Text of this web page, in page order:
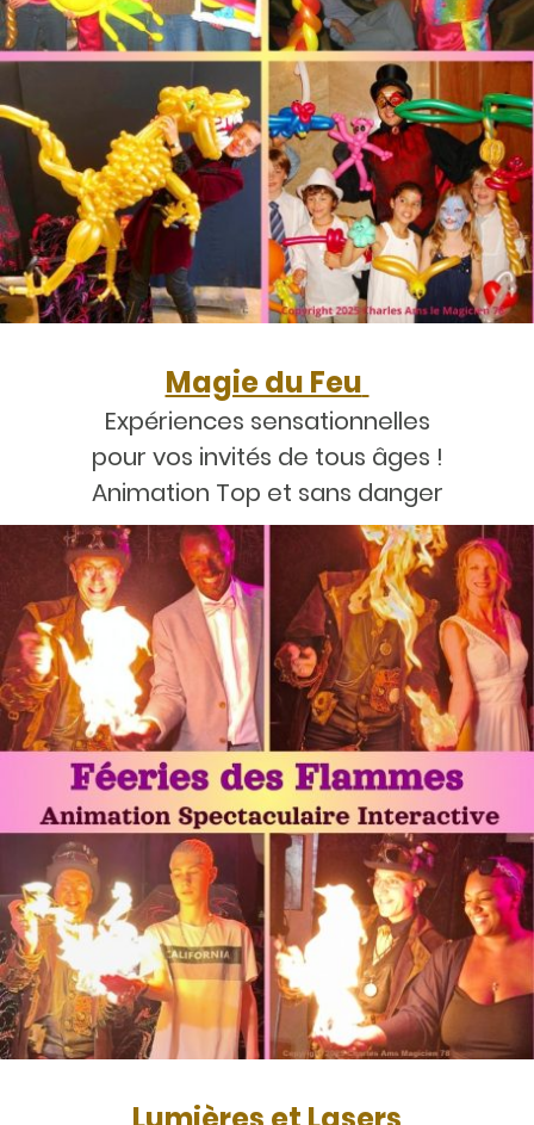
Magie du Feu
Expériences sensationnelles
pour vos invités de tous âges !
Animation Top et sans danger